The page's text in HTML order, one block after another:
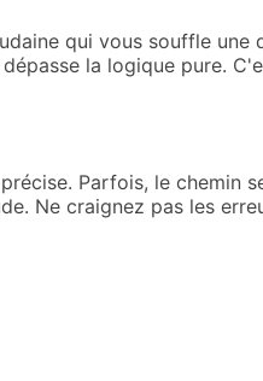
qui vous souffle
la logique pure.
Parfois, le chemin
Ne craignez pas les